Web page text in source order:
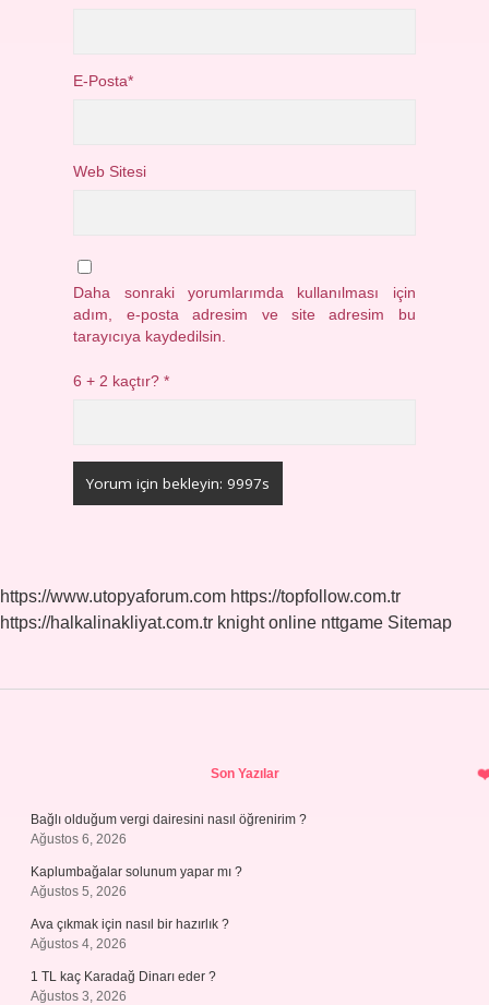
E-Posta*
Web Sitesi
Daha sonraki yorumlarımda kullanılması için
adım, e-posta adresim ve site adresim bu
tarayıcıya kaydedilsin.
6 + 2 kaçtır?*
https://www.utopyaforum.com https://topfollow.com.tr
https://halkalinakliyat.com.tr knight online nttgame Sitemap
Son Yazılar
Bağlı olduğum vergi dairesini nasıl öğrenirim ?
Ağustos 6, 2026
Kaplumbağalar solunum yapar mı ?
Ağustos 5, 2026
Ava çıkmak için nasıl bir hazırlık ?
Ağustos 4, 2026
1 TL kaç Karadağ Dinarı eder ?
Ağustos 3, 2026